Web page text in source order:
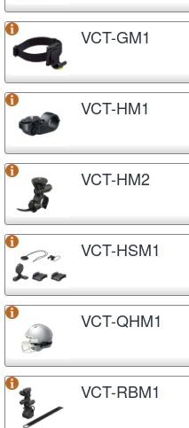
VCT-GM1
VCT-HM1
VCT-HM2
VCT-HSM1
VCT-QHM1
VCT-RBM1